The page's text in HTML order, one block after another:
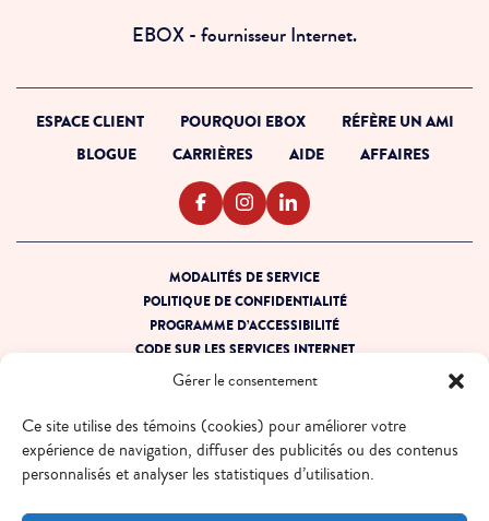
Gérer le consentement
Ce site utilise des témoins (cookies) pour améliorer votre
expérience de navigation, diffuser des publicités ou des contenus
personnalisés et analyser les statistiques d’utilisation.
EBOX - fournisseur Internet.
ESPACE CLIENT POURQUOI EBOX
RÉFÈRE UN AMI
BLOGUE
CARRIÈRES AIDE AFFAIRES
MODALITÉS DE SERVICE
POLITIQUE DE CONFIDENTIALITÉ
PROGRAMME D’ACCESSIBILITÉ
CODE SUR LES SERVICES INTERNET
PRÊT POUR LA PANNE
© 2026 EBOX. Tous droits réservés.
QUÉBEC - FRQUÉBEC - ENONTARIO - FRONTARIO - EN